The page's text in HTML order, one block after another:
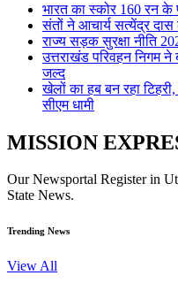
भारत का स्कोर 160 रन के
संतों ने आचार्य सत्येंद्र
राज्य सड़क सुरक्षा नीति
उत्तराखंड परिवहन निगम
जल्द
खेलों का हब बन रहा टिहरी,
सीएम धामी
MISSION
Our Newsportal Register in
State News.
Trending News
View All